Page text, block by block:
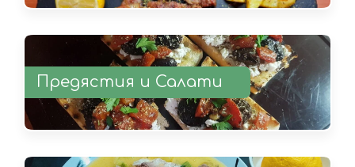
Предястия и Салати